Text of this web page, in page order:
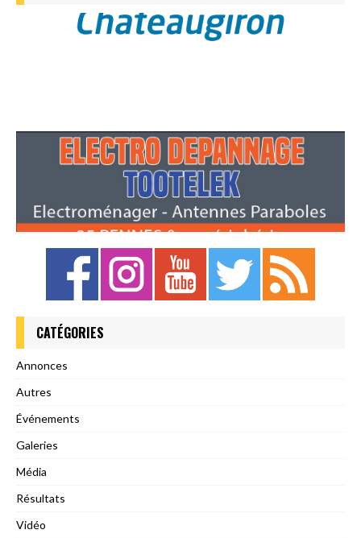
CATÉGORIES
Annonces
Autres
Événements
Galeries
Média
Résultats
Vidéo